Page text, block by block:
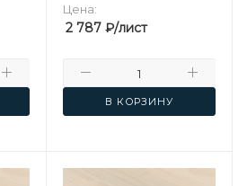
Цена:
2 787₽/лист
В КОРЗИНУ